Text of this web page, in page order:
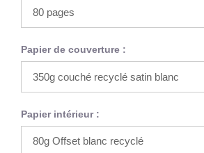
Papier de couverture :
Papier intérieur :